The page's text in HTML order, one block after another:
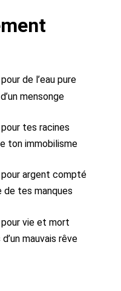
de l’eau pure
mensonge
tes racines
ton immobilisme
argent compté
de tes manques
vie et mort
mauvais rêve